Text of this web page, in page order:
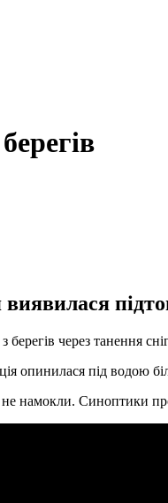
берегів через танення
опинилася під водою
намокли. Синоптики